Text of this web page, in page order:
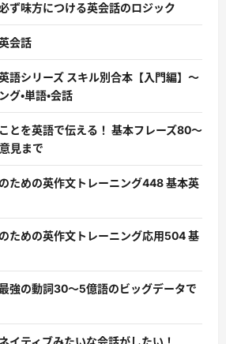
ず味方につける英会話のロジック
会話
語シリーズ スキル別合本【入門編】〜
グ・単語・会話
とを英語で伝える！ 基本フレーズ80〜
見まで
ための英作文トレーニング448 基本英
ための英作文トレーニング応用504 基
強の動詞30〜5億語のビッグデータで